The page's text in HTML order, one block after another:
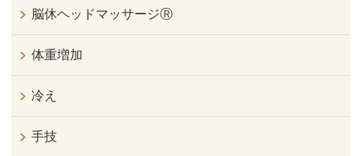
脳休ヘッドマッサージⓇ
体重増加
冷え
手技